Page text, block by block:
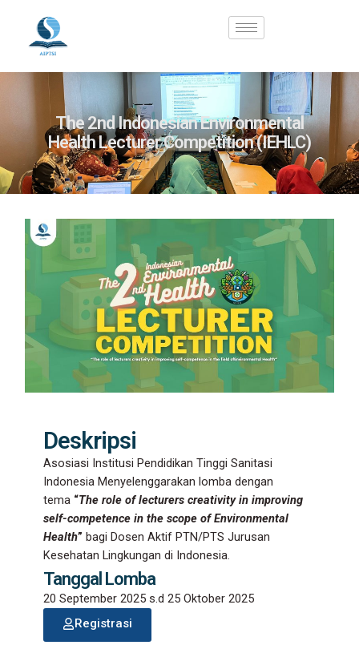
content
The 2nd Indonesian Environmental
Health Lecturer Competition (IEHLC)
Deskripsi
Asosiasi Institusi Pendidikan Tinggi Sanitasi
Indonesia Menyelenggarakan lomba dengan
tema “The role of lecturers creativity in improving
self-competence in the scope of Environmental
Health” bagi Dosen Aktif PTN/PTS Jurusan
Kesehatan Lingkungan di Indonesia.
Tanggal Lomba
20 September 2025 s.d 25 Oktober 2025
Registrasi